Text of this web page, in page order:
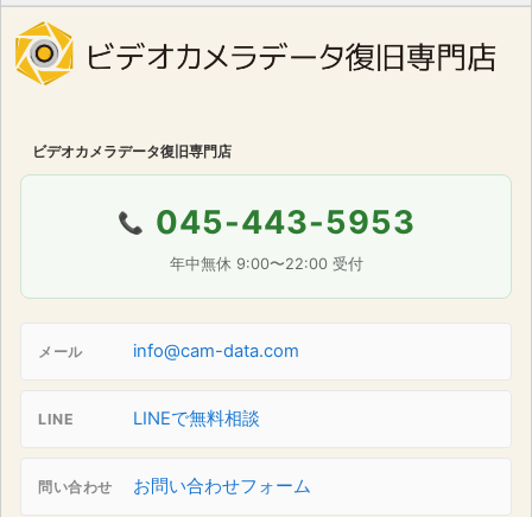
ビデオカメラデータ復旧専門店
📞 045-443-5953
年中無休 9:00〜22:00 受付
メール info@cam-data.com
LINE LINEで無料相談
問い合わせ お問い合わせフォーム